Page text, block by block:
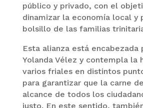
público y privado, con el
dinamizar la economía local y
bolsillo de las familias
Esta alianza está encabezada
Yolanda Vélez y contempla la
varios friales en distintos
para garantizar que la carne
alcance de todos los
justo. En este sentido,